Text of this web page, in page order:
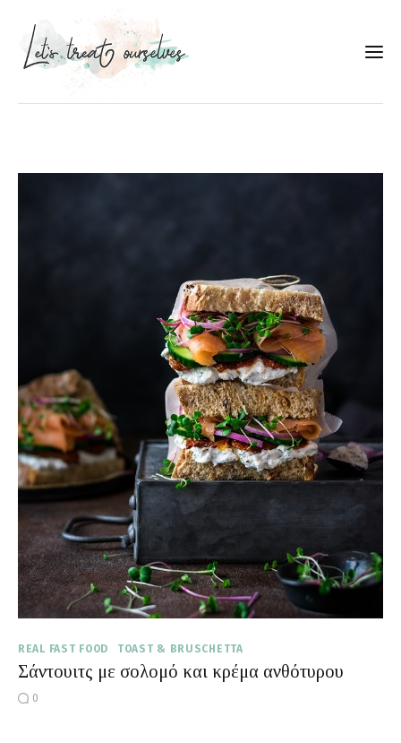
Food photography tips
Συνεργασίες
Moments of Mine
FAQ
REAL FAST FOOD TOAST & BRUSCHETTA
Σάντουιτς με σολομό και κρέμα ανθότυρου
0